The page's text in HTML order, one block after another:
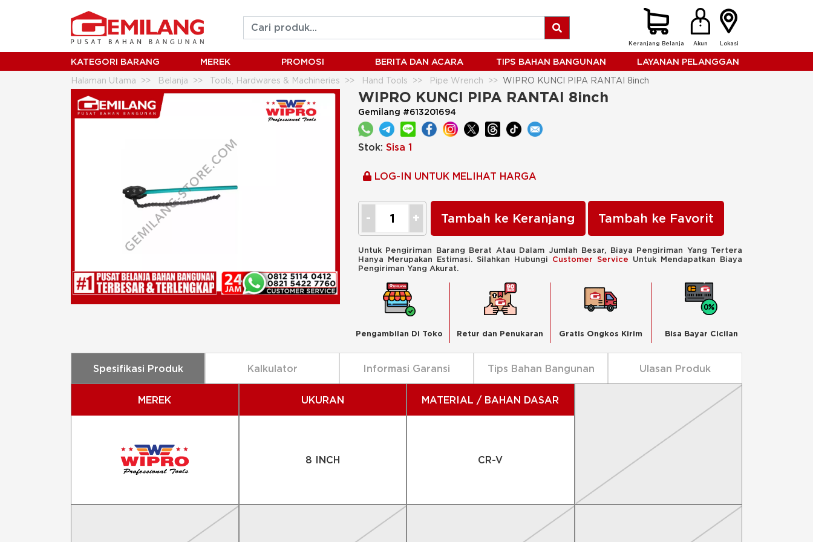
Keranjang Belanja Akun Lokasi
KATEGORI BARANG MEREK PROMOSI BERITA DAN ACARA TIPS BAHAN BANGUNAN LAYANAN PELANGGAN
Halaman Utama Belanja Tools, Hardwares & Machineries Hand Tools Pipe Wrench WIPRO KUNCI PIPA RANTAI 8inch
WIPRO KUNCI PIPA RANTAI 8inch
Gemilang #613201694
Stok: Sisa 1
LOG-IN UNTUK MELIHAT HARGA
Tambah ke Keranjang Tambah ke Favorit
Untuk Pengiriman Barang Berat Atau Dalam Jumlah Besar, Biaya Pengiriman Yang Tertera
Hanya Merupakan Estimasi. Silahkan Hubungi Customer Service Untuk Mendapatkan Biaya
Pengiriman Yang Akurat.
Pengambilan Di Toko Retur dan Penukaran Gratis Ongkos Kirim Bisa Bayar Cicilan
Spesifikasi Produk Kalkulator Informasi Garansi Tips Bahan Bangunan Ulasan Produk
MEREK UKURAN
8 INCH
MATERIAL / BAHAN DASAR
CR-V